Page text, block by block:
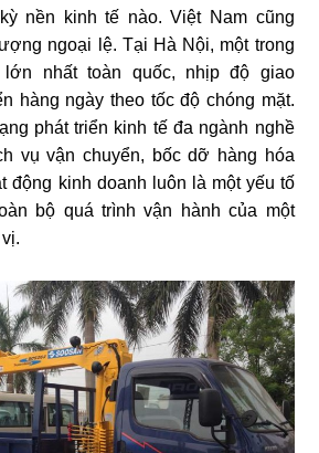
nền kinh tế nào. Việt Nam cũng
ngoại lệ. Tại Hà Nội, một trong
lớn nhất toàn quốc, nhịp độ giao
hàng ngày theo tốc độ chóng mặt.
phát triển kinh tế đa ngành nghề
vụ vận chuyển, bốc dỡ hàng hóa
động kinh doanh luôn là một yếu tố
bộ quá trình vận hành của một